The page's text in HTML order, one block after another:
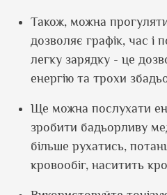
Також, можна
дозволяє графік, час і
легку зарядку - це
енергію та трохи
Ще можна послухати
зробити бадьорливу
більше рухатись,
кровообіг, наситить